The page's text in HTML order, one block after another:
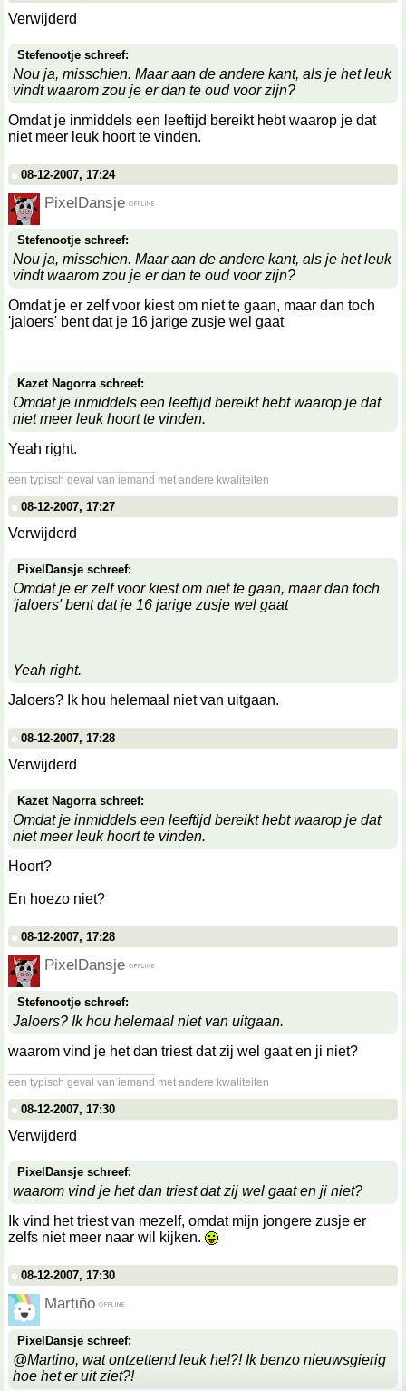
Verwijderd
Stefenootje schreef:
Nou ja, misschien. Maar aan de andere kant, als je het leuk
vindt waarom zou je er dan te oud voor zijn?
Omdat je inmiddels een leeftijd bereikt hebt waarop je dat
niet meer leuk hoort te vinden.
08-12-2007, 17:24
PixelDansje
Stefenootje schreef:
Nou ja, misschien. Maar aan de andere kant, als je het leuk
vindt waarom zou je er dan te oud voor zijn?
Omdat je er zelf voor kiest om niet te gaan, maar dan toch
'jaloers' bent dat je 16 jarige zusje wel gaat
Kazet Nagorra schreef:
Omdat je inmiddels een leeftijd bereikt hebt waarop je dat
niet meer leuk hoort te vinden.
Yeah right.
een typisch geval van iemand met andere kwaliteiten
08-12-2007, 17:27
Verwijderd
PixelDansje schreef:
Omdat je er zelf voor kiest om niet te gaan, maar dan toch
'jaloers' bent dat je 16 jarige zusje wel gaat
Yeah right.
Jaloers? Ik hou helemaal niet van uitgaan.
08-12-2007, 17:28
Verwijderd
Kazet Nagorra schreef:
Omdat je inmiddels een leeftijd bereikt hebt waarop je dat
niet meer leuk hoort te vinden.
Hoort?
En hoezo niet?
08-12-2007, 17:28
PixelDansje
Stefenootje schreef:
Jaloers? Ik hou helemaal niet van uitgaan.
waarom vind je het dan triest dat zij wel gaat en ji niet?
een typisch geval van iemand met andere kwaliteiten
08-12-2007, 17:30
Verwijderd
PixelDansje schreef:
waarom vind je het dan triest dat zij wel gaat en ji niet?
Ik vind het triest van mezelf, omdat mijn jongere zusje er
zelfs niet meer naar wil kijken.
08-12-2007, 17:30
Martiño
PixelDansje schreef:
@Martino, wat ontzettend leuk he!?! Ik benzo nieuwsgierig
hoe het er uit ziet?!